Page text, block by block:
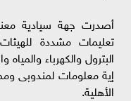
أصدرت جهة سيادية
تعليمات مشددة
البترول والكهرباء
إية معلومات لمندوبى
الأهلية.